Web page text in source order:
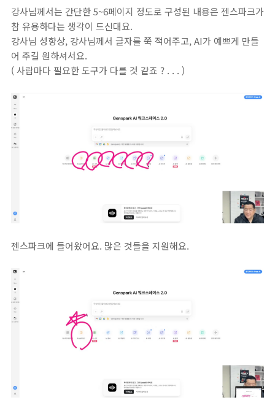
강사님께서는 간단한 5~6페이지 정도로 구성된 내용은 젠스파크가
참 유용하다는 생각이 드신대요.
강사님 성향상, 강사님께서 글자를 쭉 적어주고, AI가 예쁘게 만들
어 주길 원하셔서요.
( 사람마다 필요한 도구가 다를 것 같죠 ? . . . )
젠스파크에 들어왔어요. 많은 것들을 지원해요.